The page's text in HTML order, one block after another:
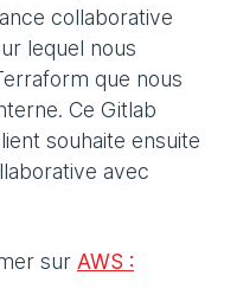
collaborative
lequel nous
que nous
Ce Gitlab
souhaite ensuite
avec
sur AWS :